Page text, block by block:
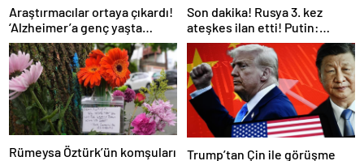
Araştırmacılar ortaya çıkardı!
‘Alzheimer’a genç yaşta
yakalanabilirsiniz’
Son dakika! Rusya 3. kez
ateşkes ilan etti! Putin:
Erdoğan ile görüşme
gerçekleştireceğiz
Rümeysa Öztürk’ün komşuları
Trump’tan Çin ile görüşme